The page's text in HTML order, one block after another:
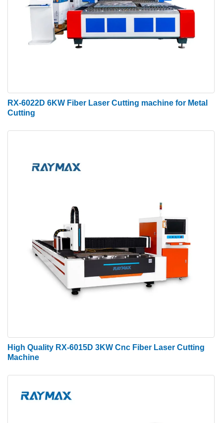
RX-6022D 6KW Fiber Laser Cutting machine for Metal
Cutting
High Quality RX-6015D 3KW Cnc Fiber Laser Cutting
Machine